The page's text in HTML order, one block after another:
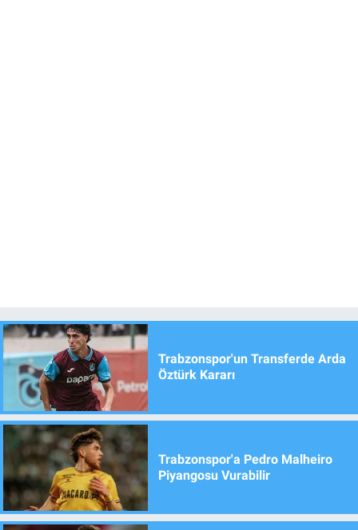
Trabzonspor'un Transferde Arda
Öztürk Kararı
Trabzonspor'a Pedro Malheiro
Piyangosu Vurabilir